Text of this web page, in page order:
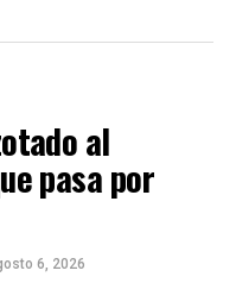
al
pasa por
6, 2026